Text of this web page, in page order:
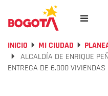
INICIO MI CIUDAD
ALCALDÍA DE ENRIQUE
ENTREGA DE 6.000 VIVIENDAS